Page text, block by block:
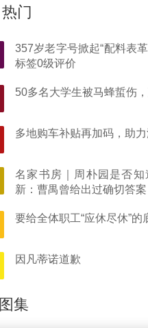
热门
357岁老字号掀起“配料表
标签0级评价
50多名大学生被马蜂蜇伤
多地购车补贴再加码，助
名家书房｜周朴园是否
新：曹禺曾给出过确切答案
要给全体职工“应休尽休”的
因凡蒂诺道歉
图集